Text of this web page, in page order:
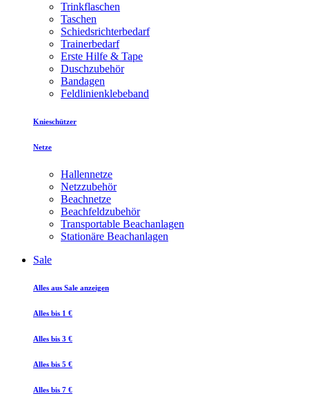
Trinkflaschen
Taschen
Schiedsrichterbedarf
Trainerbedarf
Erste Hilfe & Tape
Duschzubehör
Bandagen
Feldlinienklebeband
Knieschützer
Netze
Hallennetze
Netzzubehör
Beachnetze
Beachfeldzubehör
Transportable Beachanlagen
Stationäre Beachanlagen
Sale
Alles aus Sale anzeigen
Alles bis 1 €
Alles bis 3 €
Alles bis 5 €
Alles bis 7 €